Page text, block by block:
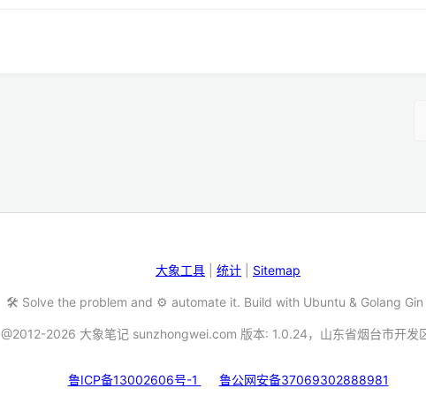
大象工具 统计 Sitemap
🛠️ Solve the problem and ⚙️ automate it. Build with Ubuntu & Golang
@2012-2026 大象笔记 sunzhongwei.com 版本: 1.0.24，山东省烟台市开发
鲁ICP备13002606号-1 鲁公网安备37069302888981